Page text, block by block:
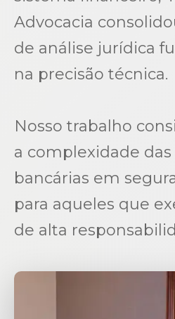
Advocacia
de análise jurídica
na precisão técnica.
Nosso trabalho
a complexidade
bancárias em
para aqueles que
de alta